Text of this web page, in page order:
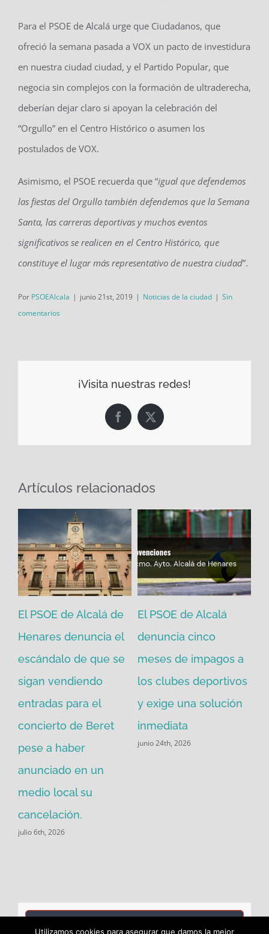
Para el PSOE de Alcalá urge que Ciudadanos, que
ofreció la semana pasada a VOX un pacto de investidura
en nuestra ciudad ciudad, y el Partido Popular, que
negocia sin complejos con la formación de ultraderecha,
deberían dejar claro si apoyan la celebración del
“Orgullo” en el Centro Histórico o asumen los
postulados de VOX.
Asimismo, el PSOE recuerda que “igual que defendemos
las fiestas del Orgullo también defendemos que la Semana
Santa, las carreras deportivas y muchos eventos
significativos se realicen en el Centro Histórico, que
constituye el lugar más representativo de nuestra ciudad”.
Por PSOEAlcala | junio 21st, 2019 | Noticias de la ciudad | Sin
comentarios
¡Visita nuestras redes!
Facebook
X
Artículos relacionados
El PSOE de Alcalá de
Henares denuncia el
escándalo de que se
sigan vendiendo
entradas para el
concierto de Beret
pese a haber
anunciado en un
medio local su
cancelación.
julio 6th, 2026
El PSOE de Alcalá
denuncia cinco
meses de impagos a
los clubes deportivos
y exige una solución
inmediata
junio 24th, 2026
Buscar:
Utilizamos cookies para asegurar que damos la mejor